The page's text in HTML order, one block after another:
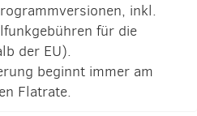
inkl.
für die
der EU).
beginnt immer am
Flatrate.